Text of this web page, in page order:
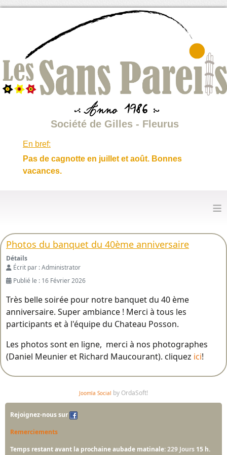
Société de Gilles - Fleurus
En bref:
Pas de cagnotte en juillet et août. Bonnes
vacances.
≡
Photos du banquet du 40ème anniversaire
Détails
Écrit par :Administrator
Publié le : 16 Février 2026
Très belle soirée pour notre banquet du 40 ème
anniversaire. Super ambiance ! Merci à tous les
participants et à l'équipe du Chateau Posson.
Les photos sont en ligne, merci à nos photographes
(Daniel Meunier et Richard Maucourant). cliquez ici!
Joomla Social by OrdaSoft!
Rejoignez-nous sur
Remerciements
Temps restant avant la prochaine aubade matinale:229 Jours 15 h.